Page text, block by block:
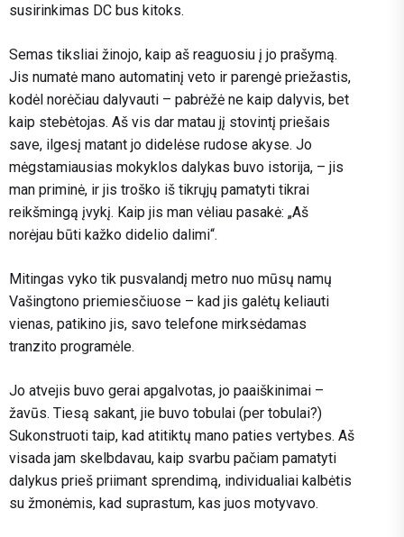
susirinkimas DC bus kitoks.
Semas tiksliai žinojo, kaip aš reaguosiu į jo prašymą.
Jis numatė mano automatinį veto ir parengė priežastis,
kodėl norėčiau dalyvauti – pabrėžė ne kaip dalyvis, bet
kaip stebėtojas. Aš vis dar matau jį stovintį priešais
save, ilgesį matant jo didelėse rudose akyse. Jo
mėgstamiausias mokyklos dalykas buvo istorija, – jis
man priminė, ir jis troško iš tikrųjų pamatyti tikrai
reikšmingą įvykį. Kaip jis man vėliau pasakė: „Aš
norėjau būti kažko didelio dalimi“.
Mitingas vyko tik pusvalandį metro nuo mūsų namų
Vašingtono priemiesčiuose – kad jis galėtų keliauti
vienas, patikino jis, savo telefone mirksėdamas
tranzito programėle.
Jo atvejis buvo gerai apgalvotas, jo paaiškinimai –
žavūs. Tiesą sakant, jie buvo tobulai (per tobulai?)
Sukonstruoti taip, kad atitiktų mano paties vertybes. Aš
visada jam skelbdavau, kaip svarbu pačiam pamatyti
dalykus prieš priimant sprendimą, individualiai kalbėtis
su žmonėmis, kad suprastum, kas juos motyvavo.